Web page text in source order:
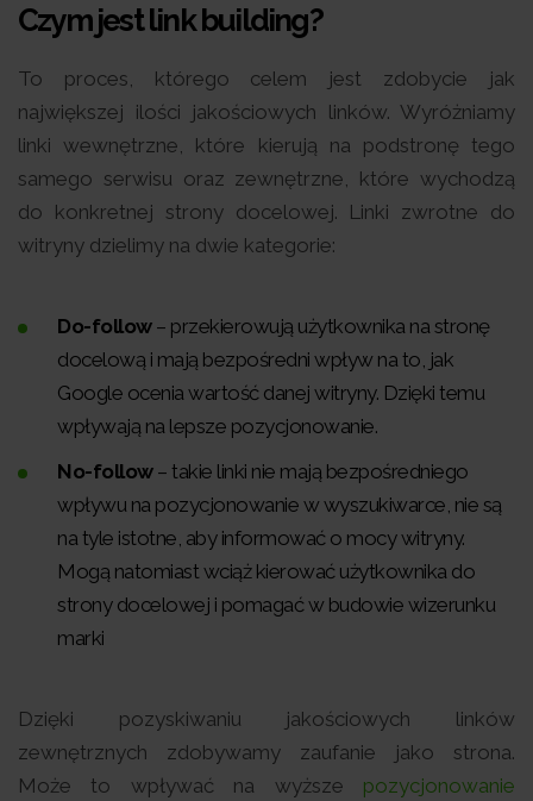
Czym jest link building?
To proces, którego celem jest zdobycie jak
największej ilości jakościowych linków. Wyróżniamy
linki wewnętrzne, które kierują na podstronę tego
samego serwisu oraz zewnętrzne, które wychodzą
do konkretnej strony docelowej. Linki zwrotne do
witryny dzielimy na dwie kategorie:
Do-follow– przekierowują użytkownika na stronę
docelową i mają bezpośredni wpływ na to, jak
Google ocenia wartość danej witryny. Dzięki temu
wpływają na lepsze pozycjonowanie.
No-follow– takie linki nie mają bezpośredniego
wpływu na pozycjonowanie w wyszukiwarce, nie są
na tyle istotne, aby informować o mocy witryny.
Mogą natomiast wciąż kierować użytkownika do
strony docelowej i pomagać w budowie wizerunku
marki
Dzięki pozyskiwaniu jakościowych linków
zewnętrznych zdobywamy zaufanie jako strona.
Może to wpływać na wyższe pozycjonowanie